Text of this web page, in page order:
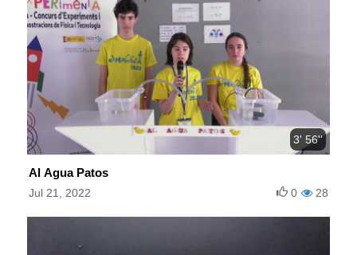
3' 56''
Al Agua Patos
Jul 21, 2022 28
0